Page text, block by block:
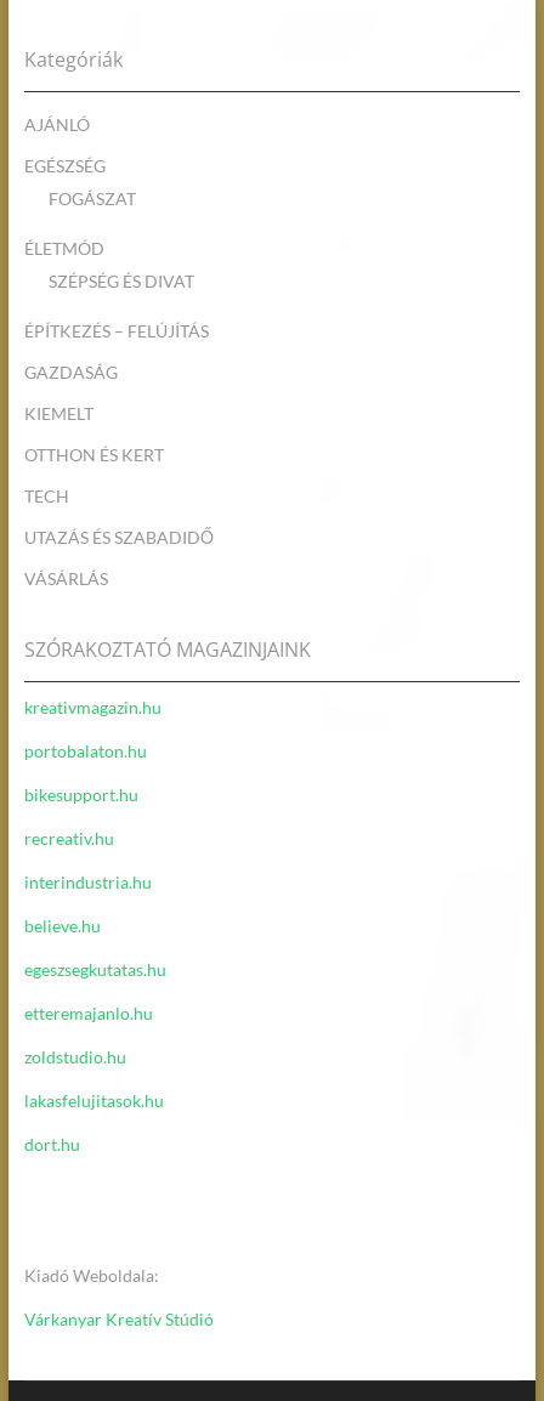
Kategóriák
AJÁNLÓ
EGÉSZSÉG
FOGÁSZAT
ÉLETMÓD
SZÉPSÉG ÉS DIVAT
ÉPÍTKEZÉS – FELÚJÍTÁS
GAZDASÁG
KIEMELT
OTTHON ÉS KERT
TECH
UTAZÁS ÉS SZABADIDŐ
VÁSÁRLÁS
SZÓRAKOZTATÓ MAGAZINJAINK
kreativmagazin.hu
portobalaton.hu
bikesupport.hu
recreativ.hu
interindustria.hu
believe.hu
egeszsegkutatas.hu
etteremajanlo.hu
zoldstudio.hu
lakasfelujitasok.hu
dort.hu
Kiadó Weboldala:
Várkanyar Kreatív Stúdió